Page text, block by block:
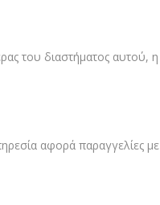
του διαστήματος αυτού, η
αφορά παραγγελίες με